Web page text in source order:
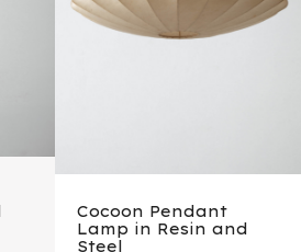
Cocoon Pendant
Lamp in Resin and
Steel